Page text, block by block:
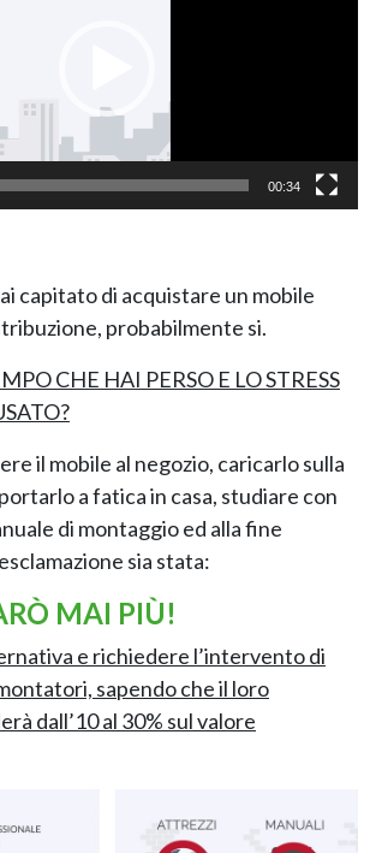
TWIST –
NAPEE –
00:34
capitato di acquistare un mobile
probabilmente si.
CHE HAI PERSO E LO STRESS
il mobile al negozio, caricarlo sulla
a fatica in casa, studiare con
di montaggio ed alla fine
sia stata:
MAI PIÙ!
e richiedere l’intervento di
sapendo che il loro
dall’10 al 30% sul valore